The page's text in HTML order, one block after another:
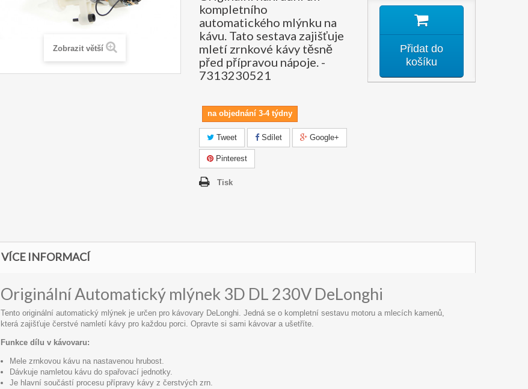
Zobrazit větší
kompletního
automatického mlýnku na
kávu. Tato sestava zajišťuje
mletí zrnkové kávy těsně
před přípravou nápoje. -
7313230521
na objednání 3-4 týdny
Tweet Sdílet Google+
Pinterest
Tisk
Přidat do
košíku
VÍCE INFORMACÍ
Originální Automatický mlýnek 3D DL 230V DeLonghi
Tento originální automatický mlýnek je určen pro kávovary DeLonghi. Jedná se o kompletní sestavu motoru a mlecích kamenů,
která zajišťuje čerstvé namletí kávy pro každou porci. Opravte si sami kávovar a ušetříte.
Funkce dílu v kávovaru:
Mele zrnkovou kávu na nastavenou hrubost.
Dávkuje namletou kávu do spařovací jednotky.
Je hlavní součástí procesu přípravy kávy z čerstvých zrn.